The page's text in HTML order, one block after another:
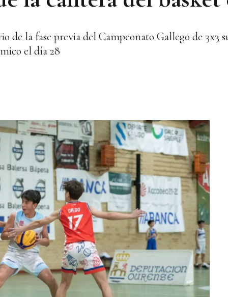
de la fase previa del Campeonato Gallego de 3x3
el día 28